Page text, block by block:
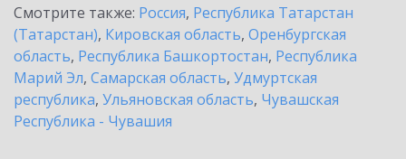
Смотрите также: Россия, Республика Татарстан
(Татарстан), Кировская область, Оренбургская
область, Республика Башкортостан, Республика
Марий Эл, Самарская область, Удмуртская
республика, Ульяновская область, Чувашская
Республика - Чувашия